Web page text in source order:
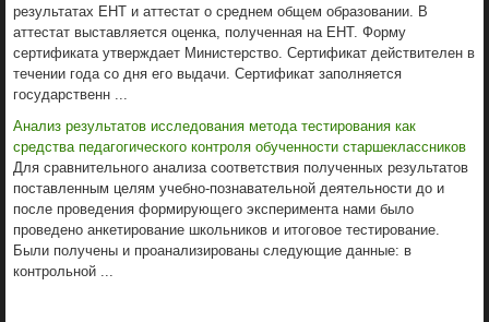
результатах ЕНТ и аттестат о среднем общем образовании. В
аттестат выставляется оценка, полученная на ЕНТ. Форму
сертификата утверждает Министерство. Сертификат действителен в
течении года со дня его выдачи. Сертификат заполняется
государственн ...
Анализ результатов исследования метода тестирования как
средства педагогического контроля обученности старшеклассников
Для сравнительного анализа соответствия полученных результатов
поставленным целям учебно-познавательной деятельности до и
после проведения формирующего эксперимента нами было
проведено анкетирование школьников и итоговое тестирование.
Были получены и проанализированы следующие данные: в
контрольной ...